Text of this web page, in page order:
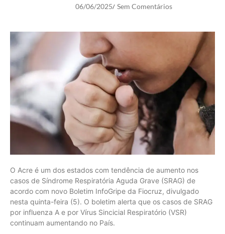
06/06/2025/ Sem Comentários
O Acre é um dos estados com tendência de aumento nos
casos de Síndrome Respiratória Aguda Grave (SRAG) de
acordo com novo Boletim InfoGripe da Fiocruz, divulgado
nesta quinta-feira (5). O boletim alerta que os casos de SRAG
por influenza A e por Vírus Sincicial Respiratório (VSR)
continuam aumentando no País.